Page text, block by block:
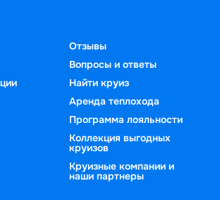
Отзывы
Вопросы и ответы
Найти круиз
Аренда теплохода
Программа лояльности
Коллекция выгодных
круизов
Круизные компании и
наши партнеры